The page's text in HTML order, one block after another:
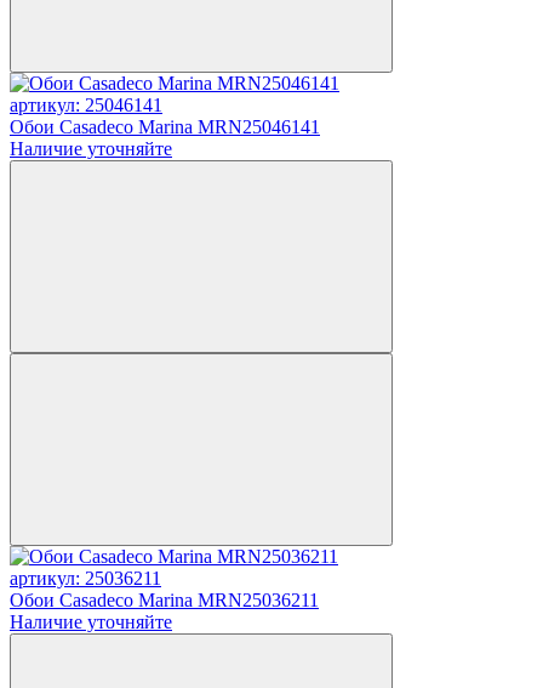
артикул: 25046141
Обои Casadeco Marina MRN25046141
Наличие уточняйте
артикул: 25036211
Обои Casadeco Marina MRN25036211
Наличие уточняйте